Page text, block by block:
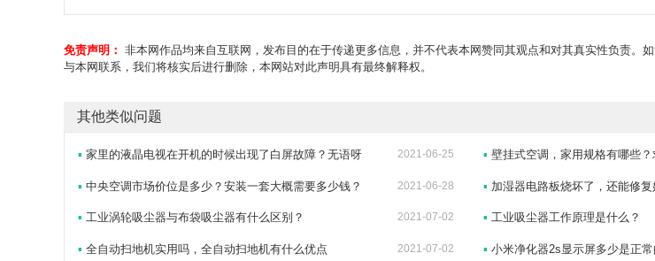
免责声明： 非本网作品均来自互联网，发布目的在于传递更多信息，并不代表本网赞同其观点和对其真实性负责。
与本网联系，我们将核实后进行删除，本网站对此声明具有最终解释权。
其他类似问题
▪ 家里的液晶电视在开机的时候出现了白屏故障？无语呀 2021-06-25 ▪ 壁挂式空调，家用规格有哪些？
▪ 中央空调市场价位是多少？安装一套大概需要多少钱？ 2021-06-28 ▪ 加湿器电路板烧坏了，还能修复
▪ 工业涡轮吸尘器与布袋吸尘器有什么区别？ 2021-07-02 ▪ 工业吸尘器工作原理是什么？
▪ 全自动扫地机实用吗，全自动扫地机有什么优点 2021-07-02 ▪ 小米净化器2s显示屏多少是正常的